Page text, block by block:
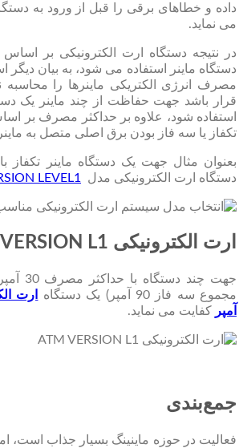
داده و خطاهای برقی را قبل از ورود به دستگاه
می نماید.
در نتیجه دستگاه ارت الکترونیکی بر
دستگاه ماینر استفاده می شود، به بیان
مصرف انرژی الکتریکی ماینرها را محاسبه
قرار باشد جهت حفاظت از چند ماینر یک
استفاده شود، علاوه بر حداکثر مصرف بر
تکفاز یا سه فاز بودن برق اصلی متصل به
دستگاه ارت الکترونیکی مدل LEVEL1
ارت الکترونیکی
جهت
مجموع سه فاز 90 آمپر) یک دستگاه
آمپر کفایت می نماید.
جمع‌بندی
فعالیت در حوزه ماینینگ بسیار جذاب است،